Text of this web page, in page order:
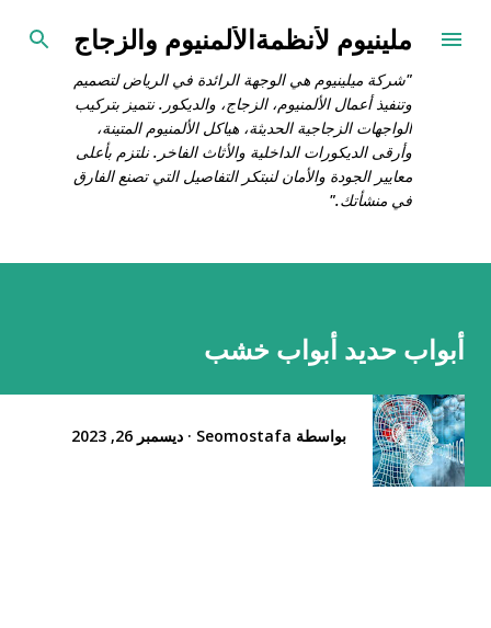
التخطي إلى المحتوى الرئيسي
ملينيوم لأنظمةالألمنيوم والزجاج
"شركة ميلينيوم هي الوجهة الرائدة في الرياض لتصميم
وتنفيذ أعمال الألمنيوم، الزجاج، والديكور. نتميز بتركيب
الواجهات الزجاجية الحديثة، هياكل الألمنيوم المتينة،
وأرقى الديكورات الداخلية والأثاث الفاخر. نلتزم بأعلى
معايير الجودة والأمان لنبتكر التفاصيل التي تصنع الفارق
في منشأتك."
أبواب حديد أبواب خشب
بواسطة Seomostafa ديسمبر 26, 2023